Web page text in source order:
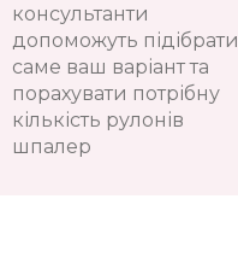
консультанти
допоможуть підібрати
саме ваш варіант та
порахувати потрібну
кількість рулонів
шпалер